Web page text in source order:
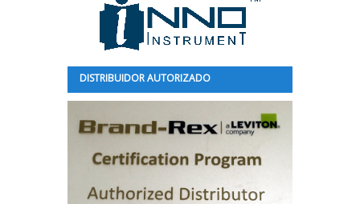
DISTRIBUIDOR AUTORIZADO